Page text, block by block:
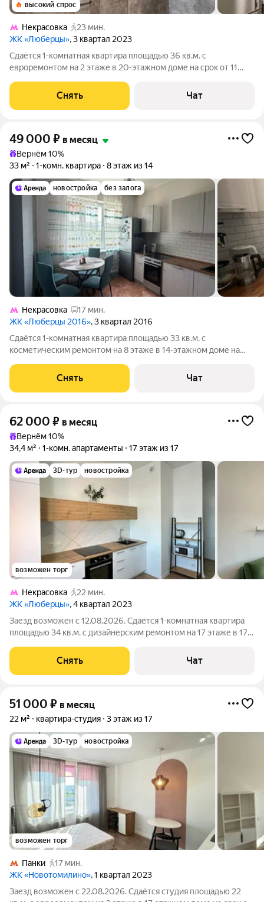
высокий спрос
Некрасовка
23 мин.
ЖК «Люберцы», 3 квартал 2023
Сдаётся 1-комнатная квартира площадью 36 кв.м. с
евроремонтом на 2 этаже в 20-этажном доме на срок от 11
Посудомоечная машина Микроволновка Пылесос Дом -
монолитный, окна выходят на улицу.
Снять Чат
49 000 ₽ в месяц
Вернём 10%
33 м²
1-комн. квартира 8 этаж из 14
новостройка без залога
Некрасовка
17 мин.
ЖК «Люберцы 2016», 3 квартал 2016
Сдаётся 1-комнатная квартира площадью 33 кв.м. с
косметическим ремонтом на 8 этаже в 14-этажном доме на
Холодильник Дом - кирпичный. Есть консьерж. В подъезде 2
лифта - 1 грузовой и 1
Снять Чат
62 000 ₽ в месяц
Вернём 10%
34,4 м²
1-комн. апартаменты 17 этаж из 17
3D-тур новостройка
возможен торг
Некрасовка
22 мин.
ЖК «Люберцы», 4 квартал 2023
Заезд возможен с 12.08.2026. Сдаётся 1-комнатная квартира
площадью 34 кв.м. с дизайнерским ремонтом на 17 этаже в 17-
Стиральная машина Холодильник Микроволновка
Электрический чайник Дом -
Снять Чат
51 000 ₽ в месяц
22 м² квартира-студия 3 этаж из 17
3D-тур новостройка
возможен торг
Панки
17 мин.
ЖК «Новотомилино», 1 квартал 2023
Заезд возможен с 22.08.2026. Сдаётся студия площадью 22